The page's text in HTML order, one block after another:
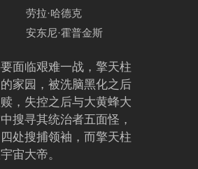
劳拉·哈德克
安东尼·霍普金斯
面临艰难一战，擎天柱
家园，被洗脑黑化之后
，失控之后与大黄蜂大
搜寻其统治者五面怪，
处搜捕领袖，而擎天柱
宙大帝。